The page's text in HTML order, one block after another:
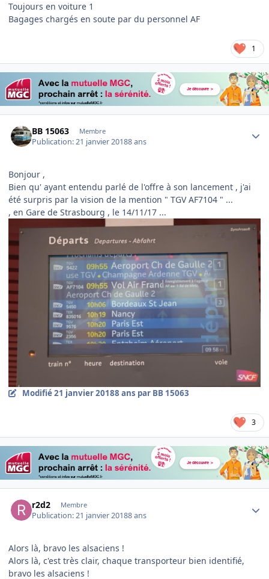
Toujours en voiture 1
Bagages chargés en soute par du personnel AF
1
BB 15063 Membre
Publication:21 janvier 20188 ans
Bonjour ,
Bien qu' ayant entendu parlé de l'offre à son lancement , j'ai
été surpris par la vision de la mention " TGV AF7104 " ...
, en Gare de Strasbourg , le 14/11/17 ...
Modifié21 janvier 20188 ans par BB 15063
3
r2d2 Membre
Publication:21 janvier 20188 ans
Alors là, bravo les alsaciens !
Alors là, c'est très clair, chaque transporteur bien identifié,
bravo les alsaciens !